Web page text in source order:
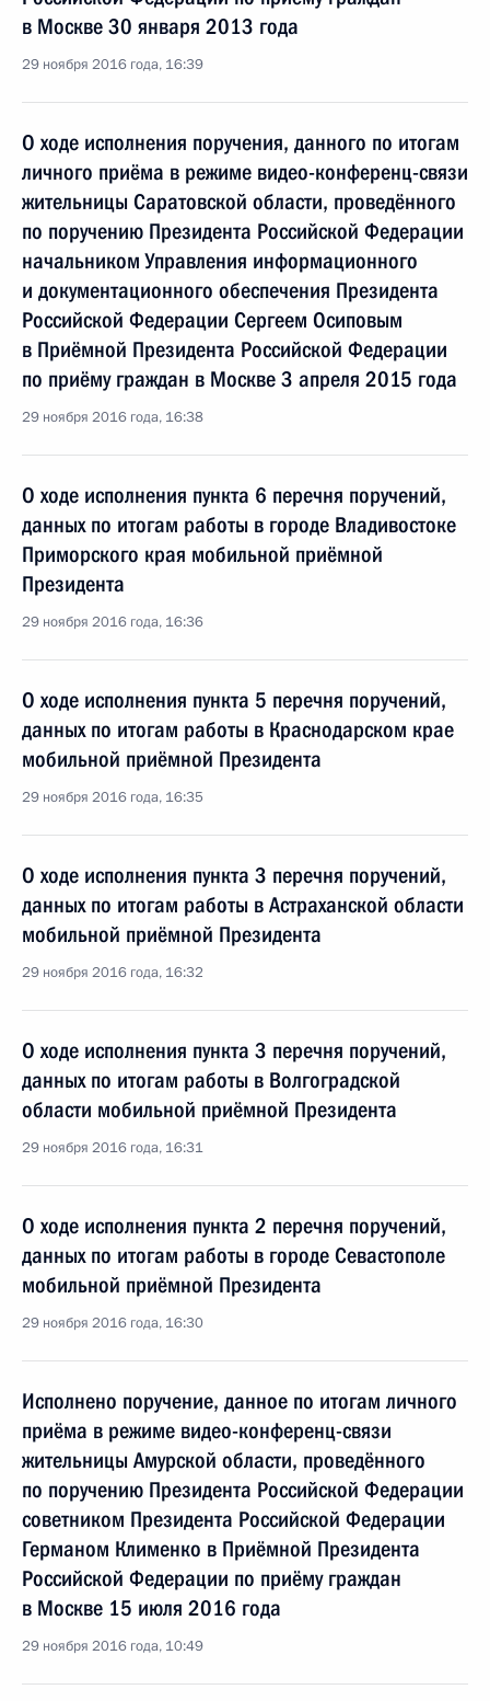
в Москве 30 января 2013 года
29 ноября 2016 года, 16:39
О ходе исполнения поручения, данного по итогам
личного приёма в режиме видео-конференц-связи
жительницы Саратовской области, проведённого
по поручению Президента Российской Федерации
начальником Управления информационного
и документационного обеспечения Президента
Российской Федерации Сергеем Осиповым
в Приёмной Президента Российской Федерации
по приёму граждан в Москве 3 апреля 2015 года
29 ноября 2016 года, 16:38
О ходе исполнения пункта 6 перечня поручений,
данных по итогам работы в городе Владивостоке
Приморского края мобильной приёмной
Президента
29 ноября 2016 года, 16:36
О ходе исполнения пункта 5 перечня поручений,
данных по итогам работы в Краснодарском крае
мобильной приёмной Президента
29 ноября 2016 года, 16:35
О ходе исполнения пункта 3 перечня поручений,
данных по итогам работы в Астраханской области
мобильной приёмной Президента
29 ноября 2016 года, 16:32
О ходе исполнения пункта 3 перечня поручений,
данных по итогам работы в Волгоградской
области мобильной приёмной Президента
29 ноября 2016 года, 16:31
О ходе исполнения пункта 2 перечня поручений,
данных по итогам работы в городе Севастополе
мобильной приёмной Президента
29 ноября 2016 года, 16:30
Исполнено поручение, данное по итогам личного
приёма в режиме видео-конференц-связи
жительницы Амурской области, проведённого
по поручению Президента Российской Федерации
советником Президента Российской Федерации
Германом Клименко в Приёмной Президента
Российской Федерации по приёму граждан
в Москве 15 июля 2016 года
29 ноября 2016 года, 10:49